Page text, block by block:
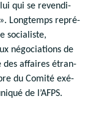
lui qui se reven­di­
Long­temps repré­
socia­liste,
négo­cia­tions de
des affaires étran­
du Comité exé­
de l’AFPS.